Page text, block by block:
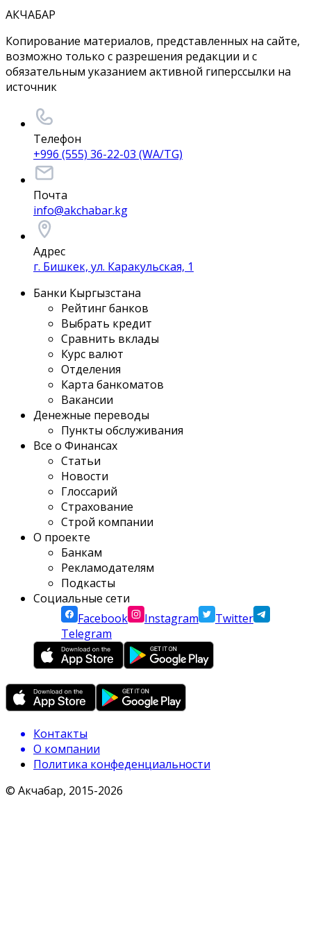
АКЧАБАР
Копирование материалов, представленных на сайте,
возможно только с разрешения редакции и с
обязательным указанием активной гиперссылки на
источник
Телефон
+996 (555) 36-22-03 (WA/TG)
Почта
info@akchabar.kg
Адрес
г. Бишкек, ул. Каракульская, 1
Банки Кыргызстана
Рейтинг банков
Выбрать кредит
Сравнить вклады
Курс валют
Отделения
Карта банкоматов
Вакансии
Денежные переводы
Пункты обслуживания
Все о Финансах
Статьи
Новости
Глоссарий
Страхование
Строй компании
О проекте
Банкам
Рекламодателям
Подкасты
Социальные сети
Facebook
Instagram
Twitter
Telegram
Контакты
О компании
Политика конфеденциальности
© Акчабар, 2015-2026